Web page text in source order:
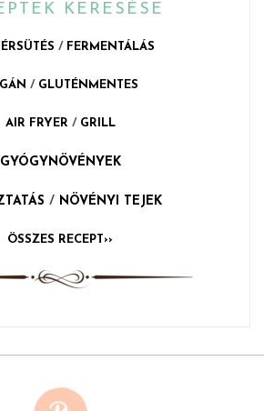
KERESÉSE
/ FERMENTÁLÁS
/ GLUTÉNMENTES
AIR FRYER / GRILL
GYÓGYNÖVÉNYEK
/ NÖVÉNYI TEJEK
ÖSSZES RECEPT››